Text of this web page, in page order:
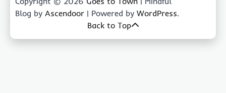
Blog by Ascendoor | Powered by WordPress.
Back to Top